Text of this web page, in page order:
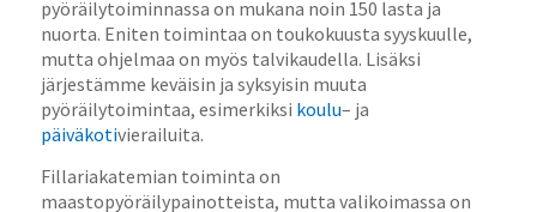
pyöräilytoiminnassa on mukana noin 150 lasta ja
nuorta. Eniten toimintaa on toukokuusta syyskuulle,
mutta ohjelmaa on myös talvikaudella. Lisäksi
järjestämme keväisin ja syksyisin muuta
pyöräilytoimintaa, esimerkiksi koulu– ja
päiväkotivierailuita.
Fillariakatemian toiminta on
maastopyöräilypainotteista, mutta valikoimassa on